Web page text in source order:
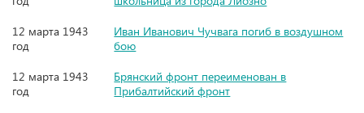
12 марта 1943
год
Иван Иванович Чучвага погиб в воздушном
бою
12 марта 1943
год
Брянский фронт переименован в
Прибалтийский фронт